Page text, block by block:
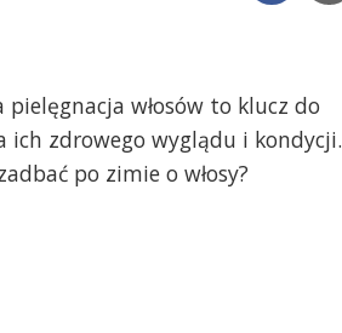
pielęgnacja włosów to klucz do
ich zdrowego wyglądu i kondycji.
po zimie o włosy?